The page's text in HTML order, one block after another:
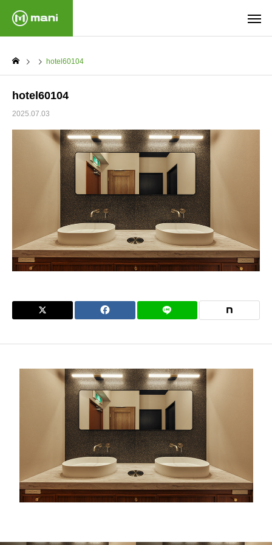
hotel60104
hotel60104
2025.07.03